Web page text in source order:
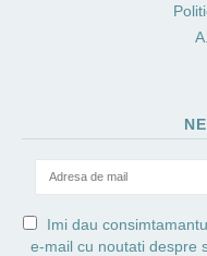
Imi dau
e-mail cu noutati despre